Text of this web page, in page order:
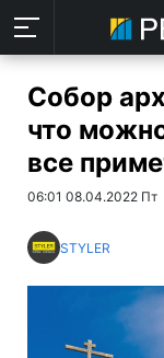
Собор
что
все
06:01 08.04.2022 Пт
STYLER